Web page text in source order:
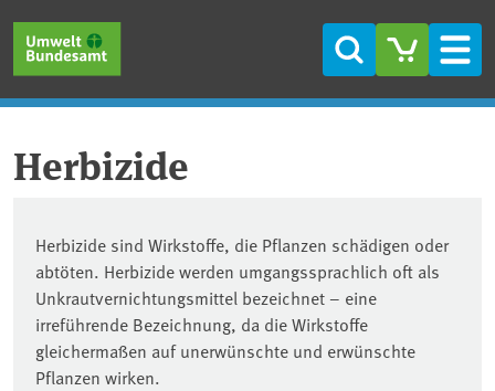
Suche
Herbizide
Herbizide sind Wirkstoffe, die Pflanzen schädigen oder
abtöten. Herbizide werden umgangssprachlich oft als
Unkrautvernichtungsmittel bezeichnet – eine
irreführende Bezeichnung, da die Wirkstoffe
gleichermaßen auf unerwünschte und erwünschte
Pflanzen wirken.